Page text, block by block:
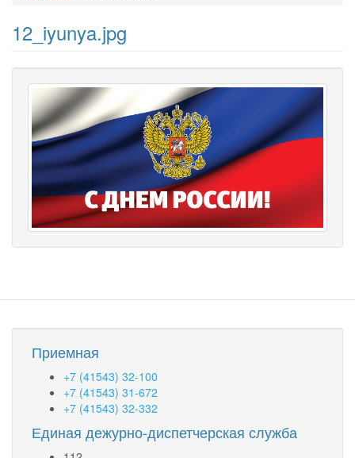
12_iyunya.jpg
Приемная
+7 (41543) 32-100
+7 (41543) 31-672
+7 (41543) 32-332
Единая дежурно-диспетчерская служба